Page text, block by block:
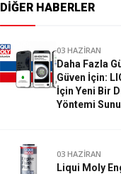
DIĞER HABERLER
03 HAZİRAN
Daha Fazla
Güven İçin:
İçin Yeni Bir
Yöntemi
03 HAZİRAN
Liqui Moly